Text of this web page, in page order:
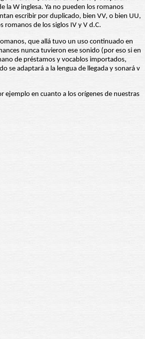
la W inglesa. Ya no pueden los romanos
escribir por duplicado, bien VV, o bien UU,
de los siglos IV y V d.C.
que allá tuvo un uso continuado en
nunca tuvieron ese sonido (por eso si en
de préstamos y vocablos importados,
se adaptará a la lengua de llegada y sonará v
ejemplo en cuanto a los orígenes de nuestras